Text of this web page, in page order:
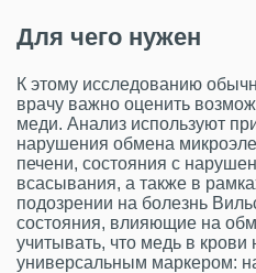
Для чего нужен
К этому исследованию
врачу важно оценить
меди. Анализ используют
нарушения обмена
печени, состояния с
всасывания, а также в
подозрении на болезнь
состояния, влияющие на
учитывать, что медь в
универсальным маркером: